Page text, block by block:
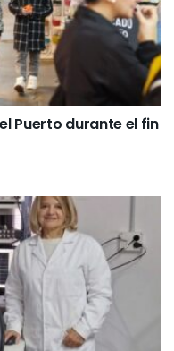
Puerto durante el fin